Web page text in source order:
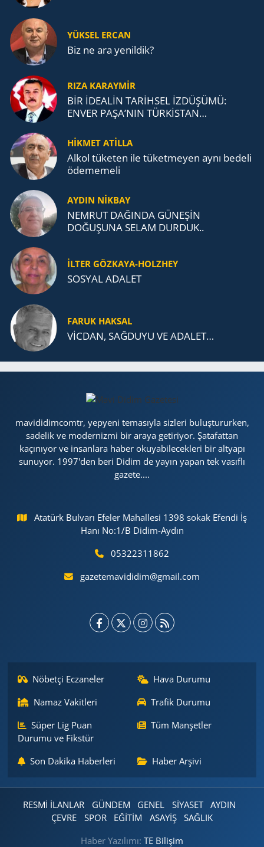
YÜKSEL ERCAN
Biz ne ara yenildik?
RIZA KARAYMIR
BİR İDEALİN TARİHSEL İZDÜŞÜMÜ:
ENVER PAŞA’NIN TÜRKİSTAN
TEŞKİLATI’NA UZANAN MİRASI
HİKMET ATİLLA
Alkol tü­ke­ten ile tü­ket­me­yen aynı be­de­li
öde­me­me­li
AYDIN NİKBAY
NEMRUT DAĞINDA GÜNEŞİN
DOĞUŞUNA SELAM DURDUK..
İLTER GÖZKAYA-HOLZHEY
SOSYAL ADALET
FARUK HAKSAL
VİCDAN, SAĞ­DU­YU VE ADA­LET…
mavididimcomtr, yepyeni temasıyla sizleri buluştururken,
sadelik ve modernizmi bir araya getiriyor. Şatafattan
kaçınıyor ve insanlara haber okuyabilecekleri bir altyapı
sunuyor. 1997'den beri Didim de yayın yapan tek vasıflı
gazete....
Atatürk Bulvarı Efeler Mahallesi 1398 sokak Efendi İş
Hanı No:1/B Didim-Aydın
05322311862
gazetemavididim@gmail.com
Nöbetçi Eczaneler
Hava Durumu
Namaz Vakitleri
Trafik Durumu
Süper Lig Puan
Durumu ve Fikstür
Tüm Manşetler
Son Dakika Haberleri Haber Arşivi
RESMİ İLANLAR GÜNDEM GENEL SİYASET
AYDIN
ÇEVRE
SPOR EĞİTİM ASAYİŞ
SAĞLIK
Haber Yazılımı: TE Bilişim